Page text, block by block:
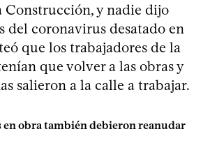
Construcción, y nadie dijo
del coronavirus desatado en
que los trabajadores de la
que volver a las obras y
salieron a la calle a trabajar.
en obra también debieron reanudar